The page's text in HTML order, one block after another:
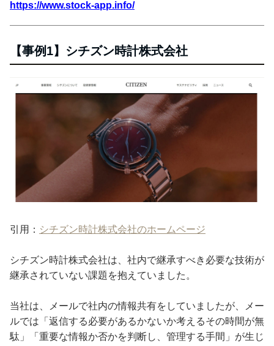
https://www.stock-app.info/
【事例1】シチズン時計株式会社
引用： シチズン時計株式会社のホームページ
シチズン時計株式会社は、社内で継承すべき必要な技術が
継承されていない課題を抱えていました。
当社は、メールで社内の情報共有をしていましたが、メー
ルでは「返信する必要があるかないか考えるその時間が無
駄」「重要な情報か否かを判断し、管理する手間」が生じ